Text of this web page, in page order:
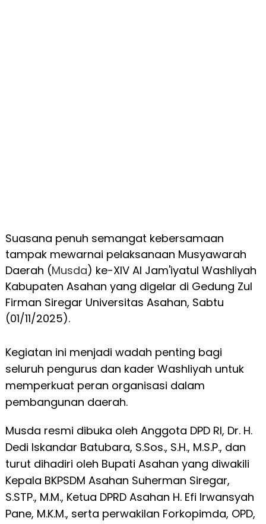
Suasana penuh semangat kebersamaan
tampak mewarnai pelaksanaan Musyawarah
Daerah (Musda) ke-XIV Al Jam'iyatul Washliyah
Kabupaten Asahan yang digelar di Gedung Zul
Firman Siregar Universitas Asahan, Sabtu
(01/11/2025).
Kegiatan ini menjadi wadah penting bagi
seluruh pengurus dan kader Washliyah untuk
memperkuat peran organisasi dalam
pembangunan daerah.
Musda resmi dibuka oleh Anggota DPD RI, Dr. H.
Dedi Iskandar Batubara, S.Sos., S.H., M.S.P., dan
turut dihadiri oleh Bupati Asahan yang diwakili
Kepala BKPSDM Asahan Suherman Siregar,
S.STP., M.M., Ketua DPRD Asahan H. Efi Irwansyah
Pane, M.K.M., serta perwakilan Forkopimda, OPD,